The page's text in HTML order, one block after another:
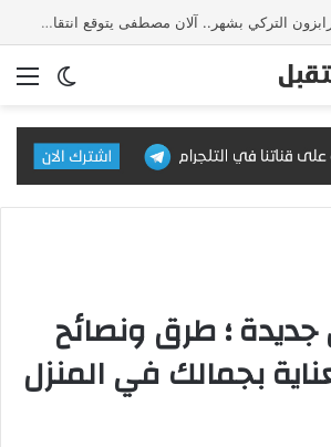
قبل انتقاله إلى طرابزون التركي بشهر.. آلان مصطفى يتوقع انتقال محمد صلاح إلى تركيا
الوضع
؛ طرق ونصائح
بجمالك في المنزل